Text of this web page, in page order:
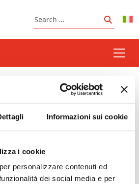
Informazioni sui cookie
i cookie
personalizzare contenuti ed
dei social media e per
Search
Search
luce
Nature Reserve "Lago Santa
- 20/09/2026 - 18:30 - 20:30